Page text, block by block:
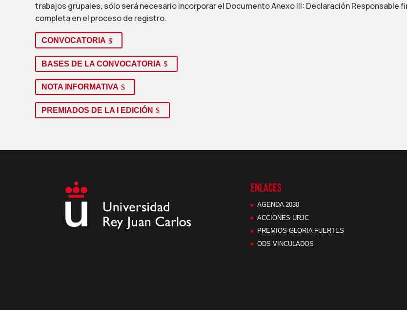
trabajos grupales, sólo será necesario incorporar el Documento Anexo III: Declaración Responsable
completa en el proceso de registro.
CONVOCATORIA
BASES DE LA CONVOCATORIA
NOTA INFORMATIVA
PREMIADOS DE LA I EDICIÓN
ENLACES
AGENDA 2030
ACCIONES URJC
PREMIOS GLORIA FUERTES
ODS VINCULADOS